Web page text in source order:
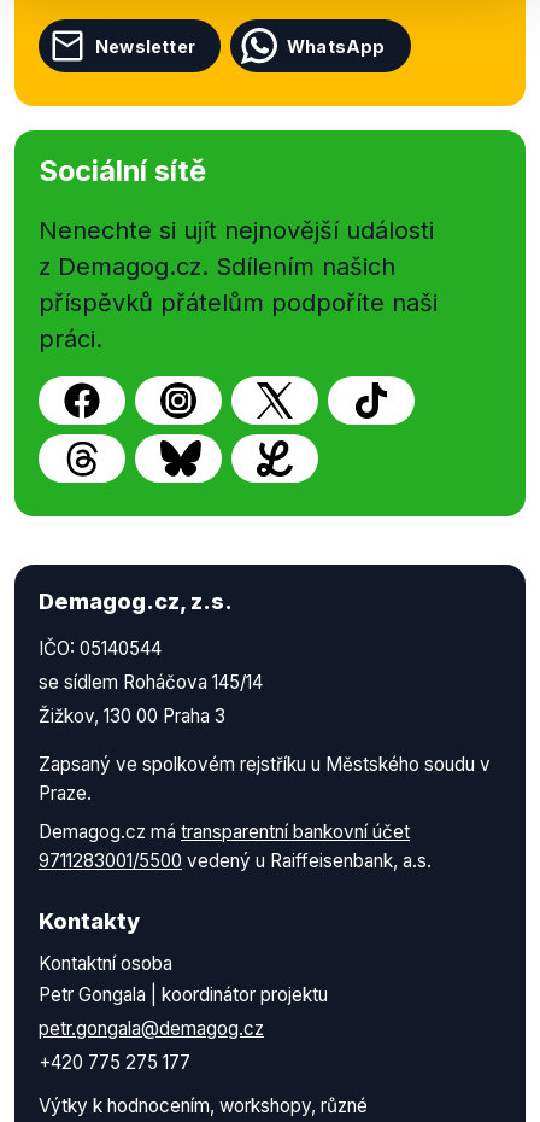
Newsletter WhatsApp
Sociální sítě
Nenechte si ujít nejnovější události
z Demagog.cz. Sdílením našich
příspěvků přátelům podpoříte naši
práci.
Demagog.cz, z.s.
IČO: 05140544
se sídlem Roháčova 145/14
Žižkov, 130 00 Praha 3
Zapsaný ve spolkovém rejstříku u Městského soudu v
Praze.
Demagog.cz má transparentní bankovní účet
9711283001/5500 vedený u Raiffeisenbank, a.s.
Kontakty
Kontaktní osoba
Petr Gongala | koordinátor projektu
petr.gongala@demagog.cz
+420 775 275 177
Výtky k hodnocením, workshopy, různé